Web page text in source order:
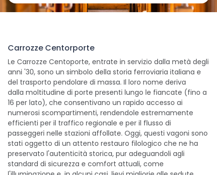
Carrozze Centorporte
Le Carrozze Centoporte, entrate in servizio dalla metà degli
anni '30, sono un simbolo della storia ferroviaria italiana e
del trasporto pendolare di massa. Il loro nome deriva
dalla moltitudine di porte presenti lungo le fiancate (fino a
16 per lato), che consentivano un rapido accesso ai
numerosi scompartimenti, rendendole estremamente
efficienti per il traffico regionale e per il flusso di
passeggeri nelle stazioni affollate. Oggi, questi vagoni sono
stati oggetto di un attento restauro filologico che ne ha
preservato l'autenticità storica, pur adeguandoli agli
standard di sicurezza e comfort attuali, come